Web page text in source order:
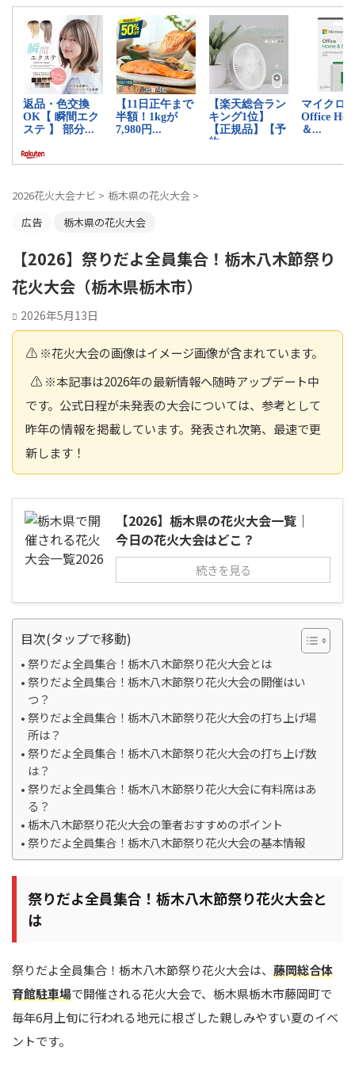
2026花火大会ナビ > 栃木県の花火大会 >
広告
栃木県の花火大会
【2026】祭りだよ全員集合！栃木八木節祭り
花火大会（栃木県栃木市）
2026年5月13日
⚠️ ※花火大会の画像はイメージ画像が含まれています。
⚠️ ※本記事は2026年の最新情報へ随時アップデート中
です。公式日程が未発表の大会については、参考として
昨年の情報を掲載しています。発表され次第、最速で更
新します！
【2026】栃木県の花火大会一覧｜
今日の花火大会はどこ？
続きを見る
目次(タップで移動)
祭りだよ全員集合！栃木八木節祭り花火大会とは
祭りだよ全員集合！栃木八木節祭り花火大会の開催はい
つ？
祭りだよ全員集合！栃木八木節祭り花火大会の打ち上げ場
所は？
祭りだよ全員集合！栃木八木節祭り花火大会の打ち上げ数
は？
祭りだよ全員集合！栃木八木節祭り花火大会に有料席はあ
る？
栃木八木節祭り花火大会の筆者おすすめのポイント
祭りだよ全員集合！栃木八木節祭り花火大会の基本情報
祭りだよ全員集合！栃木八木節祭り花火大会と
は
祭りだよ全員集合！栃木八木節祭り花火大会は、 藤岡総合体
育館駐車場で開催される花火大会で、栃木県栃木市藤岡町で
毎年6月上旬に行われる地元に根ざした親しみやすい夏のイベ
ントです。